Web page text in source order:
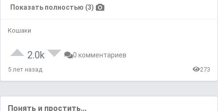
Показать полностью (3)
Кошаки
2.0k 0 комментариев
5 лет назад 273
Понять и простить...